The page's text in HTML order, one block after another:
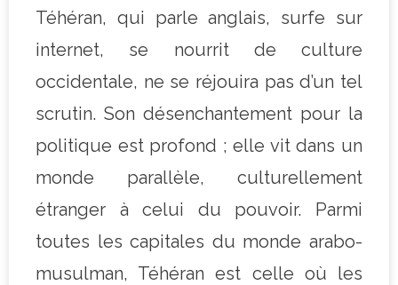
Téhéran, qui parle anglais, surfe sur
internet, se nourrit de culture
occidentale, ne se réjouira pas d’un tel
scrutin. Son désenchantement pour la
politique est profond ; elle vit dans un
monde parallèle, culturellement
étranger à celui du pouvoir. Parmi
toutes les capitales du monde arabo-
musulman, Téhéran est celle où les